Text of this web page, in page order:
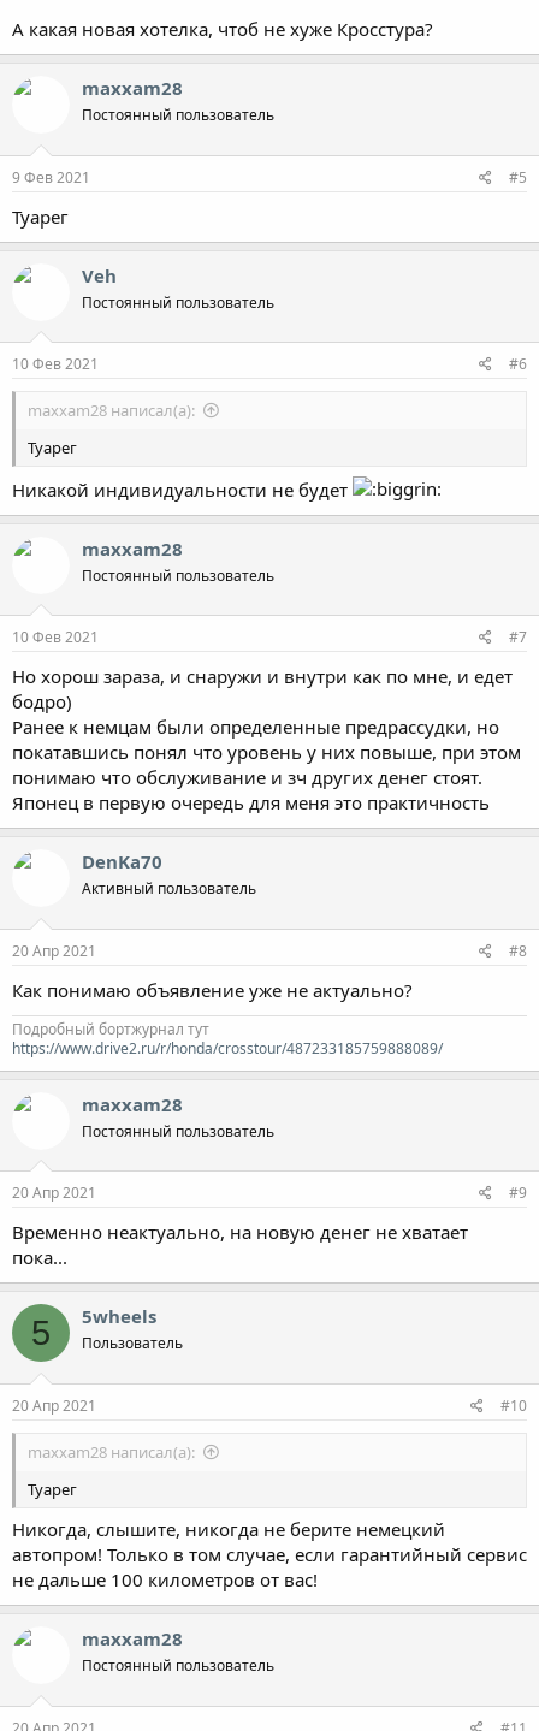
А какая новая хотелка, чтоб не хуже Кросстура?
maxxam28
Постоянный пользователь
9 Фев 2021 #5
Туарег
Veh
Постоянный пользователь
10 Фев 2021 #6
maxxam28 написал(а):
Туарег
Никакой индивидуальности не будет
maxxam28
Постоянный пользователь
10 Фев 2021 #7
Но хорош зараза, и снаружи и внутри как по мне, и едет
бодро)
Ранее к немцам были определенные предрассудки, но
покатавшись понял что уровень у них повыше, при этом
понимаю что обслуживание и зч других денег стоят.
Японец в первую очередь для меня это практичность
DenKa70
Активный пользователь
20 Апр 2021 #8
Как понимаю объявление уже не актуально?
Подробный бортжурнал тут
https://www.drive2.ru/r/honda/crosstour/487233185759888089/
maxxam28
Постоянный пользователь
20 Апр 2021 #9
Временно неактуально, на новую денег не хватает
пока...
5 5wheels
Пользователь
20 Апр 2021 #10
maxxam28 написал(а):
Туарег
Никогда, слышите, никогда не берите немецкий
автопром! Только в том случае, если гарантийный сервис
не дальше 100 километров от вас!
maxxam28
Постоянный пользователь